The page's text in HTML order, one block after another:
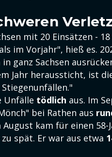
mit 20 Einsätzen -
im Vorjahr", hieß es.
in ganz Sachsen
Jahr heraussticht, ist
Unfälle tödlich aus. Im
bei Rathen aus
kam für einen 58-
spät. Er war aus etwa